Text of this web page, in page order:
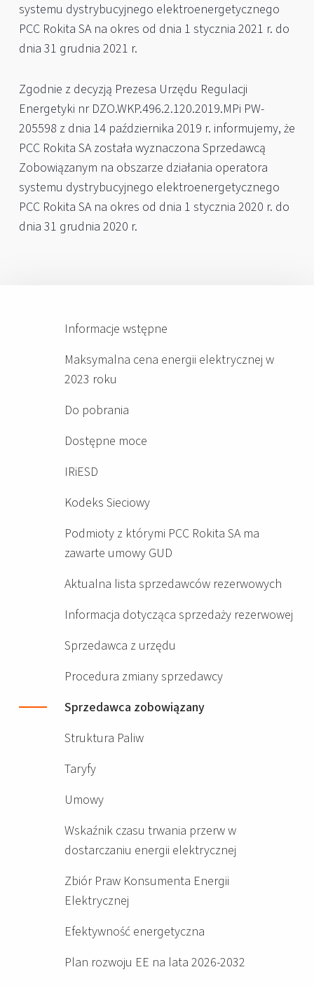
systemu dystrybucyjnego elektroenergetycznego
PCC Rokita SA na okres od dnia 1 stycznia 2021 r. do
dnia 31 grudnia 2021 r.
Zgodnie z decyzją Prezesa Urzędu Regulacji
Energetyki nr DZO.WKP.496.2.120.2019.MPi PW-
205598 z dnia 14 października 2019 r. informujemy, że
PCC Rokita SA została wyznaczona Sprzedawcą
Zobowiązanym na obszarze działania operatora
systemu dystrybucyjnego elektroenergetycznego
PCC Rokita SA na okres od dnia 1 stycznia 2020 r. do
dnia 31 grudnia 2020 r.
Informacje wstępne
Maksymalna cena energii elektrycznej w
2023 roku
Do pobrania
Dostępne moce
IRiESD
Kodeks Sieciowy
Podmioty z którymi PCC Rokita SA ma
zawarte umowy GUD
Aktualna lista sprzedawców rezerwowych
Informacja dotycząca sprzedaży rezerwowej
Sprzedawca z urzędu
Procedura zmiany sprzedawcy
Sprzedawca zobowiązany
Struktura Paliw
Taryfy
Umowy
Wskaźnik czasu trwania przerw w
dostarczaniu energii elektrycznej
Zbiór Praw Konsumenta Energii
Elektrycznej
Efektywność energetyczna
Plan rozwoju EE na lata 2026-2032